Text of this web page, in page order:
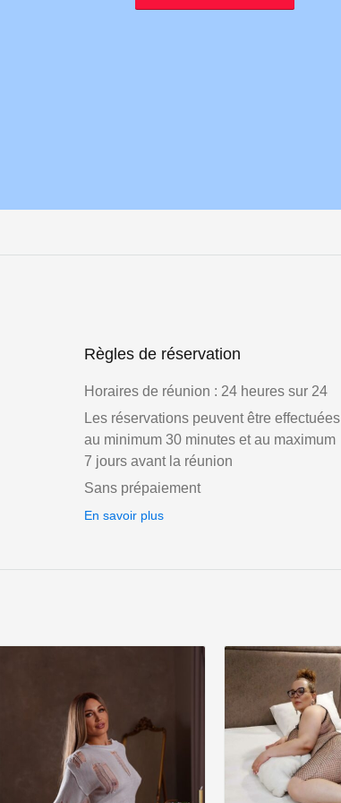
Règles de réservation
Horaires de réunion : 24 heures sur 24
Les réservations peuvent être effectuées
au minimum 30 minutes et au maximum
7 jours avant la réunion
Sans prépaiement
En savoir plus